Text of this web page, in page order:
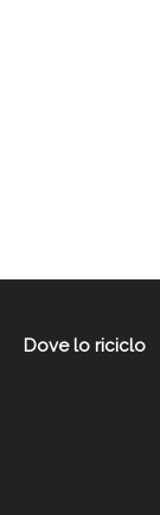
Dove lo riciclo